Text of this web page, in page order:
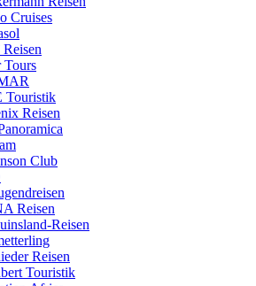
Cruises
Tours
Touristik
Reisen
Club
Reisen
Reisen
Reisen
Touristik